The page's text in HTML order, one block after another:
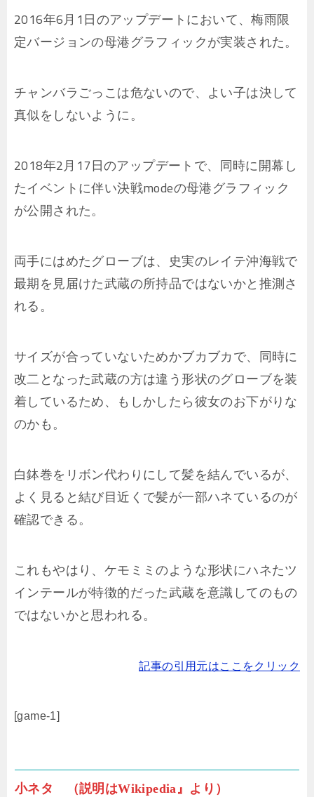
2016年6月1日のアップデートにおいて、梅雨限
定バージョンの母港グラフィックが実装された。
チャンバラごっこは危ないので、よい子は決して
真似をしないように。
2018年2月17日のアップデートで、同時に開幕し
たイベントに伴い決戦modeの母港グラフィック
が公開された。
両手にはめたグローブは、史実のレイテ沖海戦で
最期を見届けた武蔵の所持品ではないかと推測さ
れる。
サイズが合っていないためかブカブカで、同時に
改二となった武蔵の方は違う形状のグローブを装
着しているため、もしかしたら彼女のお下がりな
のかも。
白鉢巻をリボン代わりにして髪を結んでいるが、
よく見ると結び目近くで髪が一部ハネているのが
確認できる。
これもやはり、ケモミミのような形状にハネたツ
インテールが特徴的だった武蔵を意識してのもの
ではないかと思われる。
記事の引用元はここをクリック
[game-1]
小ネタ （説明はWikipedia』より）